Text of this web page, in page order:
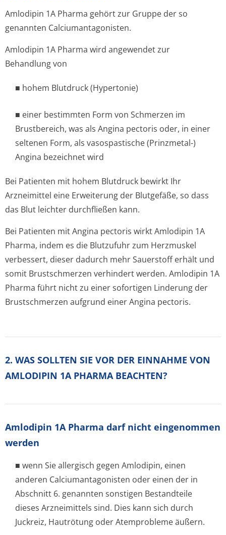
Amlodipin 1A Pharma gehört zur Gruppe der so
genannten Calciumantago­nisten.
Amlodipin 1A Pharma wird angewendet zur
Behandlung von
■ hohem Blutdruck (Hypertonie)
■ einer bestimmten Form von Schmerzen im
Brustbereich, was als Angina pectoris oder, in einer
seltenen Form, als vasospastische (Prinzmetal-)
Angina bezeichnet wird
Bei Patienten mit hohem Blutdruck bewirkt Ihr
Arzneimittel eine Erweiterung der Blutgefäße, so dass
das Blut leichter durchfließen kann.
Bei Patienten mit Angina pectoris wirkt Amlodipin 1A
Pharma, indem es die Blutzufuhr zum Herzmuskel
verbessert, dieser dadurch mehr Sauerstoff erhält und
somit Brustschmerzen verhindert werden. Amlodipin 1A
Pharma führt nicht zu einer sofortigen Linderung der
Brustschmerzen aufgrund einer Angina pectoris.
2. WAS SOLLTEN SIE VOR DER EINNAHME VON
AMLODIPIN 1A PHARMA BEACHTEN?
Amlodipin 1A Pharma darf nicht eingenommen
werden
■ wenn Sie allergisch gegen Amlodipin, einen
anderen Calciumantagonisten oder einen der in
Abschnitt 6. genannten sonstigen Bestandteile
dieses Arzneimittels sind. Dies kann sich durch
Juckreiz, Hautrötung oder Atemprobleme äußern.